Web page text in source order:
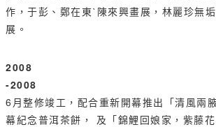
作，于彭、鄭在東ˋ陳來興畫展，林麗珍無
展。
2008
-2008
6月整修竣工，配合重新開幕推出「清風兩
幕紀念普洱茶餅， 及「錦鯉回娘家，紫藤